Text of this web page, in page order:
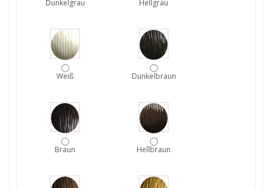
Dunkelgrau Hellgrau
Weiß Dunkelbraun
Braun Hellbraun